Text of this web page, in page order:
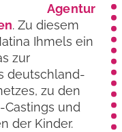
Agentur
. Zu diesem
Ihmels ein
zur
deutschland-
zu den
Castings und
der Kinder.